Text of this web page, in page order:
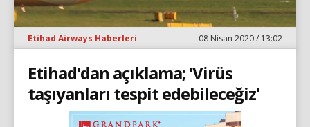
Etihad Airways Haberleri 08 Nisan 2020 / 13:02
Etihad'dan açıklama; 'Virüs
taşıyanları tespit edebileceğiz'